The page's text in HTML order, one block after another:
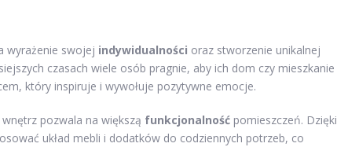
wyrażenie swojej indywidualności oraz stworzenie unikalnej
czasach wiele osób pragnie, aby ich dom czy mieszkanie
który inspiruje i wywołuje pozytywne emocje.
pozwala na większą funkcjonalność pomieszczeń. Dzięki
układ mebli i dodatków do codziennych potrzeb, co